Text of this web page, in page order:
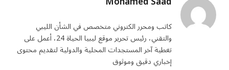
كاتب ومحرر الكتروني متخصص في الشأن الليبي
والتقني، رئيس تحرير موقع ليبيا الحياة 24، أعمل على
تغطية آخر المستجدات المحلية والدولية لتقديم محتوى
إخباري دقيق وموثوق